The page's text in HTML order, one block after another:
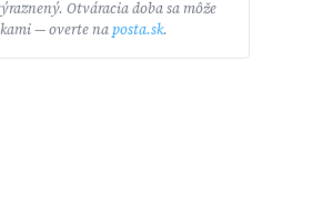
Otváracia doba sa môže
— overte naposta.sk.